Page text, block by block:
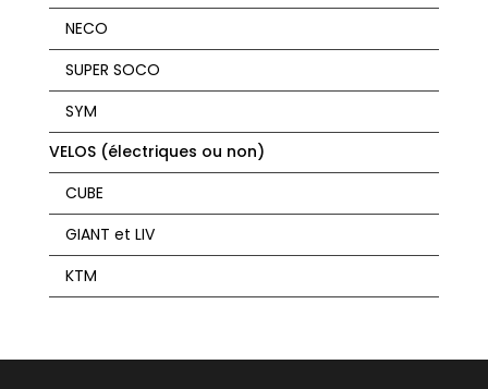
NECO
SUPER SOCO
SYM
VELOS (électriques ou non)
CUBE
GIANT et LIV
KTM